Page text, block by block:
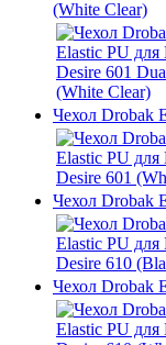
(White Clear)
Чехол Drobak
Чехол Drobak
Чехол Drobak